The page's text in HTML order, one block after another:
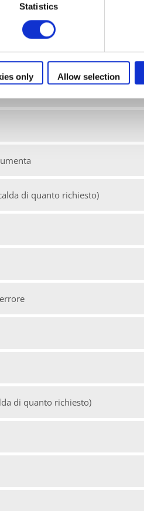
Statistics
only Allow selection
di quanto richiesto)
di quanto richiesto)